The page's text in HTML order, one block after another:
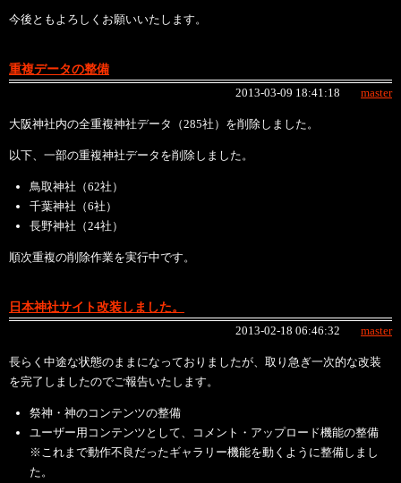
今後ともよろしくお願いいたします。
重複データの整備
2013-03-09 18:41:18 master
大阪神社内の全重複神社データ（285社）を削除しました。
以下、一部の重複神社データを削除しました。
鳥取神社（62社）
千葉神社（6社）
長野神社（24社）
順次重複の削除作業を実行中です。
日本神社サイト改装しました。
2013-02-18 06:46:32 master
長らく中途な状態のままになっておりましたが、取り急ぎ一次的な改装
を完了しましたのでご報告いたします。
祭神・神のコンテンツの整備
ユーザー用コンテンツとして、コメント・アップロード機能の整備
※これまで動作不良だったギャラリー機能を動くように整備しまし
た。